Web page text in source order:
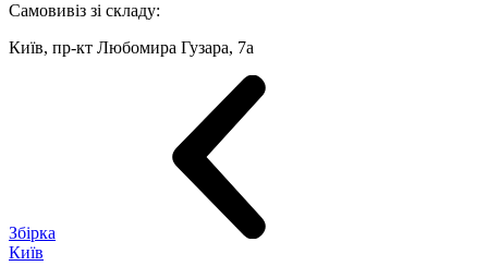
Самовивіз зі складу:
Київ, пр-кт Любомира Гузара, 7а
Збірка
Київ